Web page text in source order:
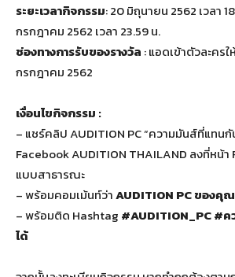
ระยะเวลากิจกรรม: 20 มิถุนายน 2562 เวลา
กรกฎาคม 2562 เวลา 23.59 น.
ช่องทางการรับของรางวัล : แอดเข้าตัวละคร
กรกฎาคม 2562
เงื่อนไขกิจกรรม :
– แชร์คลิป AUDITION PC “ความมันส์ที่แทนกั
Facebook AUDITION THAILAND ลงที่หน้า
แบบสาธารณะ
– พร้อมคอมเม้นท์ว่าAUDITION PC ของคุ
– พร้อมติด Hashtag #AUDITION_PC #
ได้